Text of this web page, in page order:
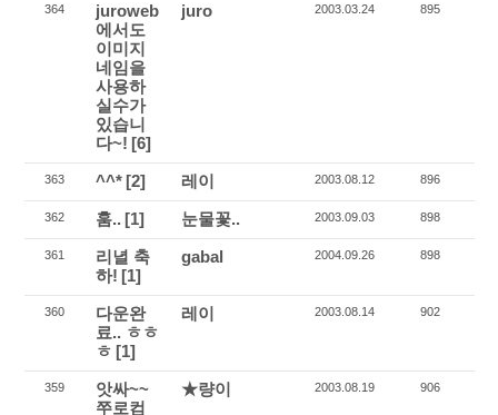
364
juroweb
에서도
이미지
네임을
사용하
실수가
있습니
다~! [6]
juro 2003.03.24 895
363 ^^* [2] 레이 2003.08.12 896
362 훔.. [1] 눈물꽃.. 2003.09.03 898
361
리녈 축
하! [1]
gabal 2004.09.26 898
360
다운완
료.. ㅎㅎ
ㅎ [1]
레이 2003.08.14 902
359
앗싸~~
쭈로컴
★량이 2003.08.19 906